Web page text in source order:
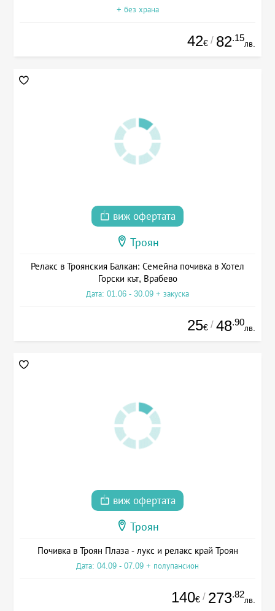
+ без храна
42€ / 82.15
лв.
виж офертата
Троян
Релакс в Троянския Балкан: Семейна почивка в Хотел
Горски кът, Врабево
Дата: 01.06 - 30.09 + закуска
25€ / 48.90
лв.
виж офертата
Троян
Почивка в Троян Плаза - лукс и релакс край Троян
Дата: 04.09 - 07.09 + полупансион
140€ / 273.82
лв.